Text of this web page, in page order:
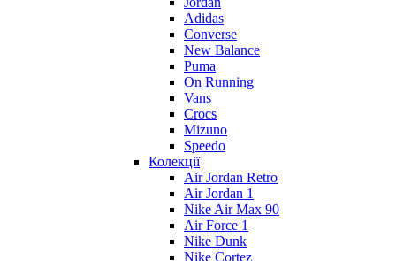
Adidas
Converse
New Balance
Puma
On Running
Vans
Crocs
Mizuno
Speedo
Колекції
Air Jordan Retro
Air Jordan 1
Nike Air Max 90
Air Force 1
Nike Dunk
Nike Cortez